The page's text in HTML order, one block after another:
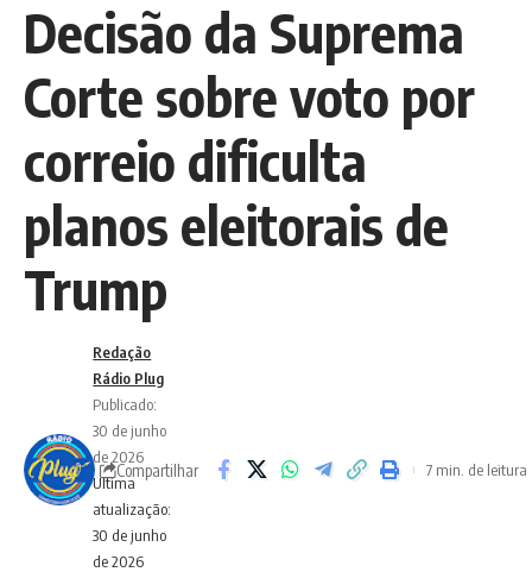
Decisão da Suprema
Corte sobre voto por
correio dificulta
planos eleitorais de
Trump
Ultima
atualização:
30 de junho
de 2026
Redação
Rádio Plug
Publicado:
30 de junho
de 2026
Compartilhar 7 min. de leitura